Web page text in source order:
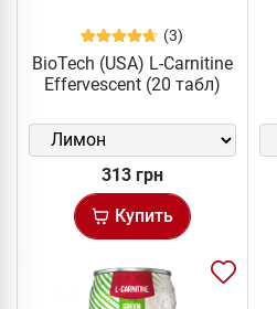
(3)
BioTech (USA) L-Carnitine
Effervescent (20 табл)
313 грн
Купить